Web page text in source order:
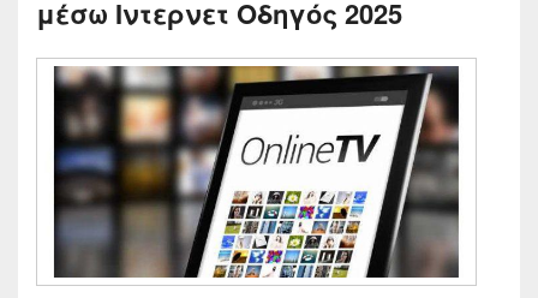
μέσω Ιντερνετ Οδηγός 2025